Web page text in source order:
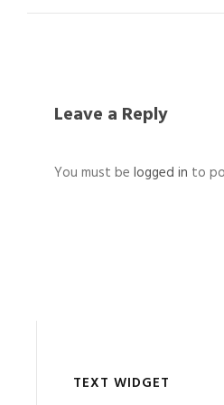
Leave a Reply
You must be logged in to
TEXT WIDGET